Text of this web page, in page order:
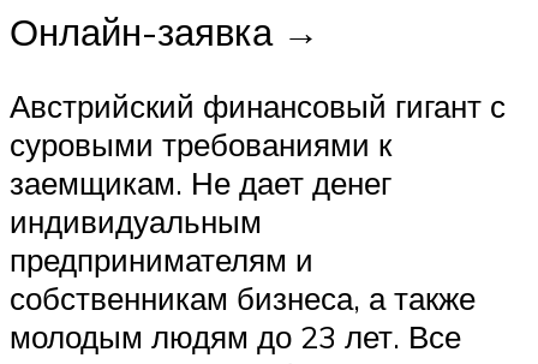
Онлайн-заявка →
Австрийский финансовый гигант с
суровыми требованиями к
заемщикам. Не дает денег
индивидуальным
предпринимателям и
собственникам бизнеса, а также
молодым людям до 23 лет. Все